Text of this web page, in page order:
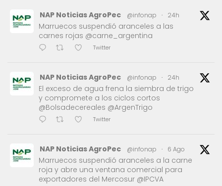
NAP Noticias AgroPec @infonap · 24h
Marruecos suspendió aranceles a las
carnes rojas @carne_argentina
Twitter
NAP Noticias AgroPec @infonap · 24h
El exceso de agua frena la siembra de trigo
y compromete a los ciclos cortos
@Bolsadecereales @ArgenTrigo
Twitter
NAP Noticias AgroPec @infonap · 6 Ago
Marruecos suspendió aranceles a la carne
roja y abre una ventana comercial para
exportadores del Mercosur @IPCVA